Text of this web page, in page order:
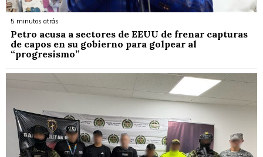
5 minutos atrás
Petro acusa a sectores de EEUU de frenar capturas
de capos en su gobierno para golpear al
“progresismo”